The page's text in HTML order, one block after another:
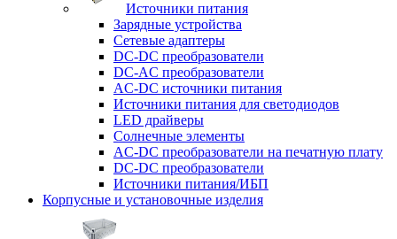
Источники питания
Зарядные устройства
Сетевые адаптеры
DC-DC преобразователи
DC-AC преобразователи
AC-DC источники питания
Источники питания для светодиодов
LED драйверы
Солнечные элементы
AC-DC преобразователи на печатную плату
DC-DC преобразователи
Источники питания/ИБП
Корпусные и установочные изделия